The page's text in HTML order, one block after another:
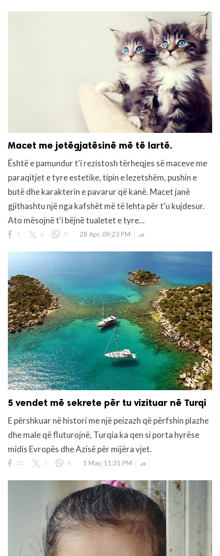
Macet me jetëgjatësinë më të lartë.
Është e pamundur t'i rezistosh tërheqjes së maceve me
paraqitjet e tyre estetike, tipin e lezetshëm, pushin e
butë dhe karakterin e pavarur që kanë. Macet janë
gjithashtu një nga kafshët më të lehta për t'u kujdesur.
Ato mësojnë t'i bëjnë tualetet e tyre...
2 0 0 28 Apr, 09:23 PM 
5 vendet më sekrete për tu vizituar në Turqi
E përshkuar në histori me një peizazh që përfshin plazhe
dhe male që fluturojnë, Turqia ka qen si porta hyrëse
midis Evropës dhe Azisë për mijëra vjet.
25 7 6 1 May, 11:31 PM 